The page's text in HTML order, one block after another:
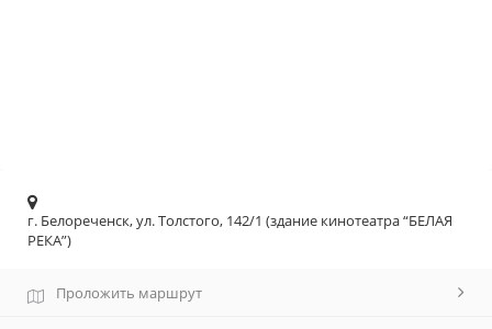
г. Белореченск, ул. Толстого, 142/1 (здание кинотеатра “БЕЛАЯ
РЕКА”)
Проложить маршрут